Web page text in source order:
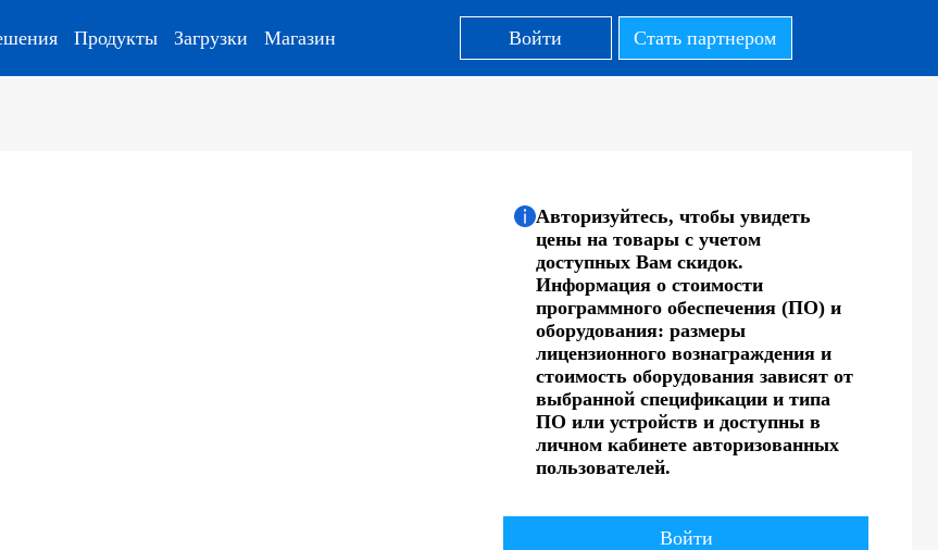
Продукты Загрузки Магазин Войти Стать партнером
Авторизуйтесь, чтобы увидеть
цены на товары с учетом
доступных Вам скидок.
Информация о стоимости
программного обеспечения (ПО) и
оборудования: размеры
лицензионного вознаграждения и
стоимость оборудования зависят от
выбранной спецификации и типа
ПО или устройств и доступны в
личном кабинете авторизованных
пользователей.
Войти